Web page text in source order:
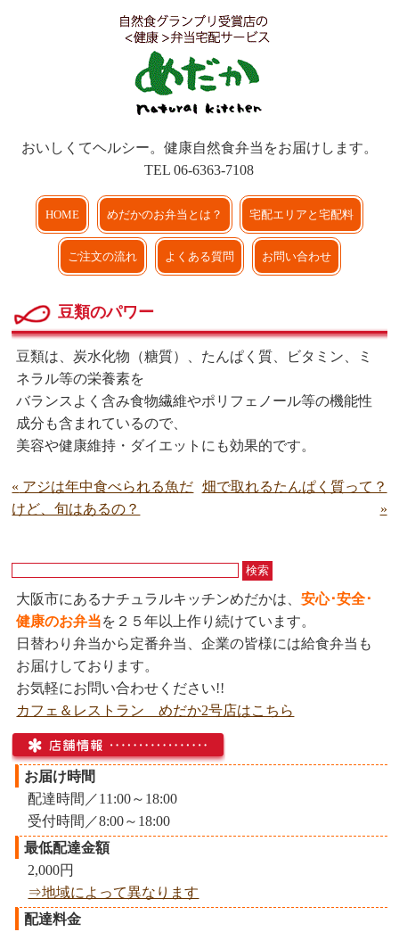
おいしくてヘルシー。健康自然食弁当をお届けします。
TEL 06-6363-7108
HOME めだかのお弁当とは？ 宅配エリアと宅配料
ご注文の流れ よくある質問 お問い合わせ
豆類のパワー
豆類は、炭水化物（糖質）、たんぱく質、ビタミン、ミ
ネラル等の栄養素を
バランスよく含み食物繊維やポリフェノール等の機能性
成分も含まれているので、
美容や健康維持・ダイエットにも効果的です。
« アジは年中食べられる魚だ
けど、旬はあるの？
畑で取れるたんぱく質って？
»
大阪市にあるナチュラルキッチンめだかは、安心･安全･
健康のお弁当を２５年以上作り続けています。
日替わり弁当から定番弁当、企業の皆様には給食弁当も
お届けしております。
お気軽にお問い合わせください!!
カフェ＆レストラン めだか2号店はこちら
お届け時間
配達時間／11:00～18:00
受付時間／8:00～18:00
最低配達金額
2,000円
⇒地域によって異なります
配達料金